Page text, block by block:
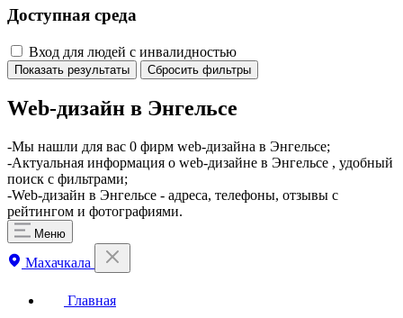
Доступная среда
Вход для людей с инвалидностью
Показать результаты Сбросить фильтры
Web-дизайн в Энгельсе
​-Мы нашли для вас 0 фирм web-дизайна в Энгельсе;
-Актуальная информация о web-дизайне в Энгельсе , удобный
поиск с фильтрами;
-Web-дизайн в Энгельсе - адреса, телефоны, отзывы с
рейтингом и фотографиями.
Меню
Махачкала
Главная